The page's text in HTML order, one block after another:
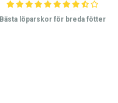
Bästa löparskor för breda fötter